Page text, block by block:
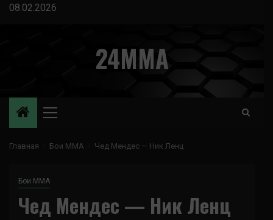
Перейти
08.02.2026
24MMA
Основное
Главная Бои ММА Чед Мендес — Ник Ленц
Бои ММА
Чед Мендес — Ник Ленц